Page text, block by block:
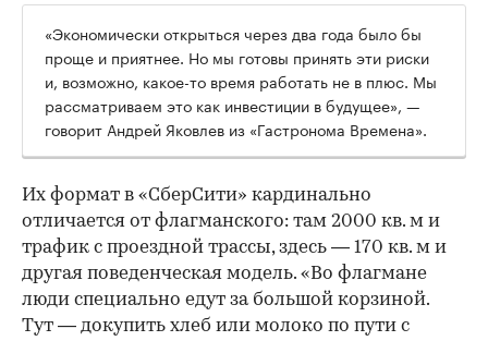
«Экономически открыться через два года было бы
проще и приятнее. Но мы готовы принять эти риски
и, возможно, какое-то время работать не в плюс. Мы
рассматриваем это как инвестиции в будущее», —
говорит Андрей Яковлев из «Гастронома Времена».
Их формат в «СберСити» кардинально
отличается от флагманского: там 2000 кв. м и
трафик с проездной трассы, здесь — 170 кв. м и
другая поведенческая модель. «Во флагмане
люди специально едут за большой корзиной.
Тут — докупить хлеб или молоко по пути с